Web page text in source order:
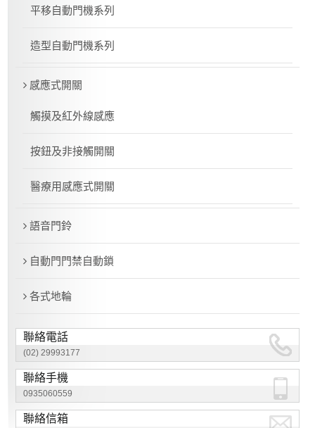
平移自動門機系列
造型自動門機系列
感應式開關
觸摸及紅外線感應
按鈕及非接觸開關
醫療用感應式開關
語音門鈴
自動門門禁自動鎖
各式地輪
聯絡電話
(02) 29993177
聯絡手機
0935060559
聯絡信箱